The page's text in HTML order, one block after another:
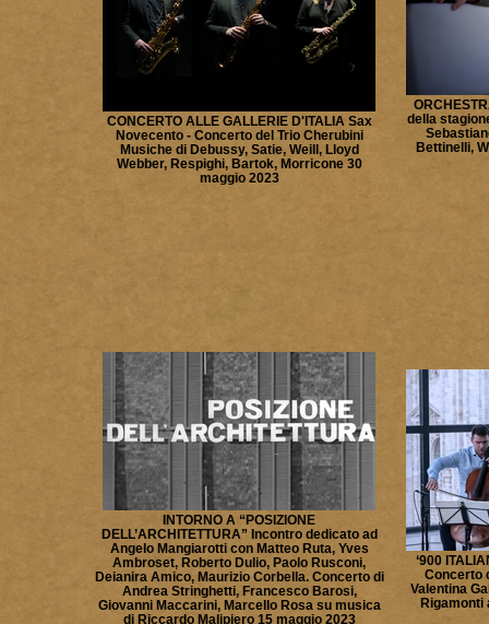
CONCERTO ALLE GALLERIE D'ITALIA Sax
Novecento - Concerto del Trio Cherubini
Musiche di Debussy, Satie, Weill, Lloyd
Webber, Respighi, Bartok, Morricone 30
maggio 2023
della
Bettinelli,
INTORNO A “POSIZIONE
DELL’ARCHITETTURA” Incontro dedicato ad
Angelo Mangiarotti con Matteo Ruta, Yves
Ambroset, Roberto Dulio, Paolo Rusconi,
Deianira Amico, Maurizio Corbella. Concerto di
Andrea Stringhetti, Francesco Barosi,
Giovanni Maccarini, Marcello Rosa su musica
di Riccardo Malipiero 15 maggio 2023
‘900
Concerto
Valentina
Rigamonti